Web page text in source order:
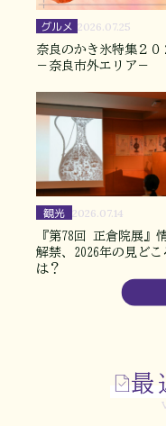
グルメ 2026.07.25
奈良のかき氷特集２０
－奈良市外エリア－
観光 2026.07.14
『第78回 正倉院展』
解禁、2026年の見どこ
は？
最